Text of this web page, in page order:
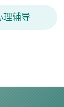
理辅导